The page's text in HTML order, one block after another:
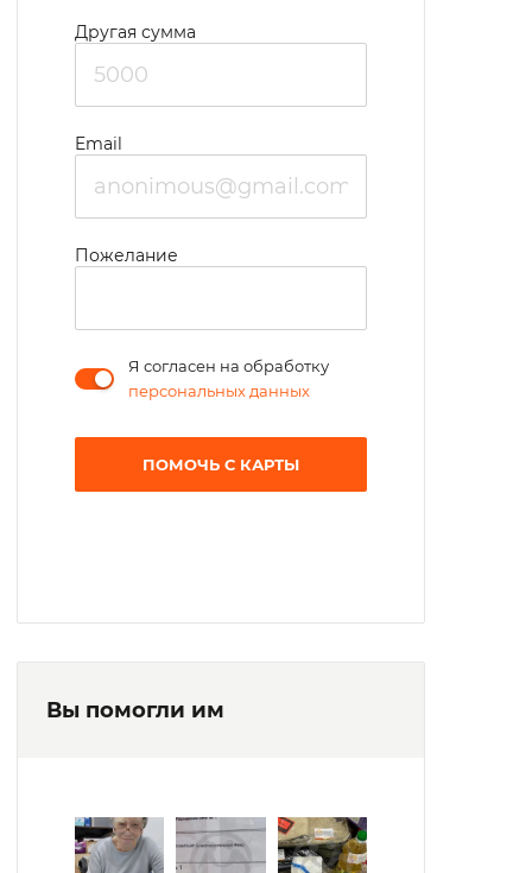
Другая сумма
Email
Пожелание
Я согласен на обработку
персональных данных
ПОМОЧЬ С КАРТЫ
Вы помогли им